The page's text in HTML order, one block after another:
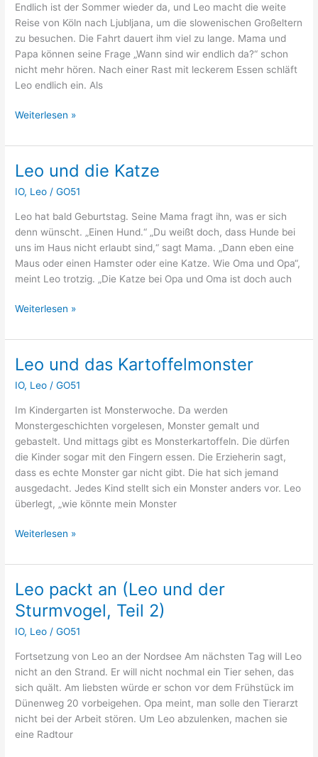
Endlich ist der Sommer wieder da, und Leo macht die weite
Reise von Köln nach Ljubljana, um die slowenischen Großeltern
zu besuchen. Die Fahrt dauert ihm viel zu lange. Mama und
Papa können seine Frage „Wann sind wir endlich da?“ schon
nicht mehr hören. Nach einer Rast mit leckerem Essen schläft
Leo endlich ein. Als
Leo
Jakob
retten
die
Kaninchen
Weiterlesen »
Leo und die Katze
IO, Leo /GO51
Leo hat bald Geburtstag. Seine Mama fragt ihn, was er sich
denn wünscht. „Einen Hund.“ „Du weißt doch, dass Hunde bei
uns im Haus nicht erlaubt sind,“ sagt Mama. „Dann eben eine
Maus oder einen Hamster oder eine Katze. Wie Oma und Opa“,
meint Leo trotzig. „Die Katze bei Opa und Oma ist doch auch
Leo
die
Katze
Weiterlesen »
Leo und das Kartoffelmonster
IO, Leo /GO51
Im Kindergarten ist Monsterwoche. Da werden
Monstergeschichten vorgelesen, Monster gemalt und
gebastelt. Und mittags gibt es Monsterkartoffeln. Die dürfen
die Kinder sogar mit den Fingern essen. Die Erzieherin sagt,
dass es echte Monster gar nicht gibt. Die hat sich jemand
ausgedacht. Jedes Kind stellt sich ein Monster anders vor. Leo
überlegt, „wie könnte mein Monster
Leo
das
Weiterlesen »
Leo packt an (Leo und der
Sturmvogel, Teil 2)
IO, Leo /GO51
Fortsetzung von Leo an der Nordsee Am nächsten Tag will Leo
nicht an den Strand. Er will nicht nochmal ein Tier sehen, das
sich quält. Am liebsten würde er schon vor dem Frühstück im
Dünenweg 20 vorbeigehen. Opa meint, man solle den Tierarzt
nicht bei der Arbeit stören. Um Leo abzulenken, machen sie
eine Radtour